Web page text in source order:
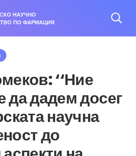
НАУЧНО
ПО ФАРМАЦИЯ
‘‘Ние
дадем досег
научна
до